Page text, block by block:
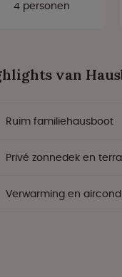
4 personen
van
Ruim familiehausboot
Privé zonnedek en
Verwarming en